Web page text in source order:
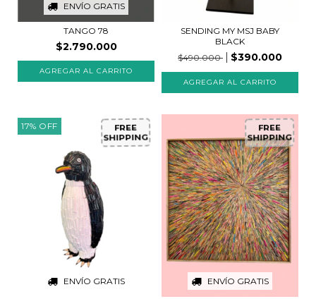
ENVÍO GRATIS
TANGO 78
$2.790.000
SENDING MY MSJ BABY
BLACK
$490.000
$390.000
17% OFF
ENVÍO GRATIS
FREE
SHIPPING
ENVÍO GRATIS
FREE
SHIPPING